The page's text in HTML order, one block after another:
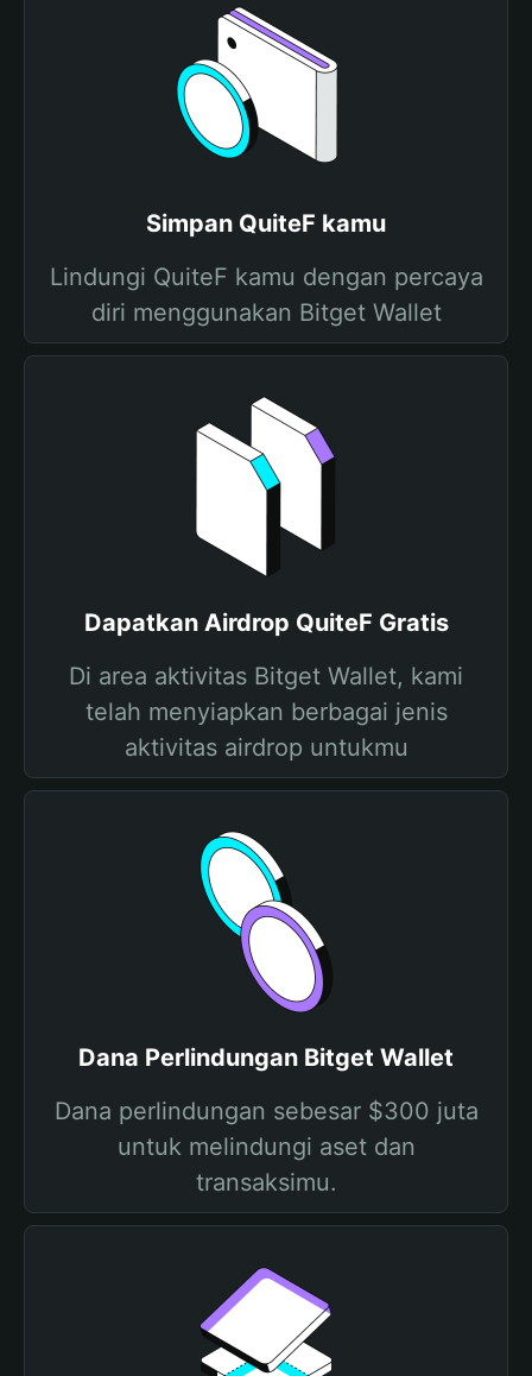
Simpan QuiteF kamu
Lindungi QuiteF kamu dengan percaya
diri menggunakan Bitget Wallet
Dapatkan Airdrop QuiteF Gratis
Di area aktivitas Bitget Wallet, kami
telah menyiapkan berbagai jenis
aktivitas airdrop untukmu
Dana Perlindungan Bitget Wallet
Dana perlindungan sebesar $300 juta
untuk melindungi aset dan
transaksimu.